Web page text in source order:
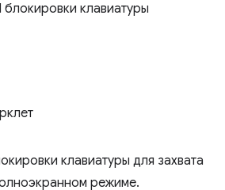
блокировки клавиатуры
клавиатуры для захвата
режиме.